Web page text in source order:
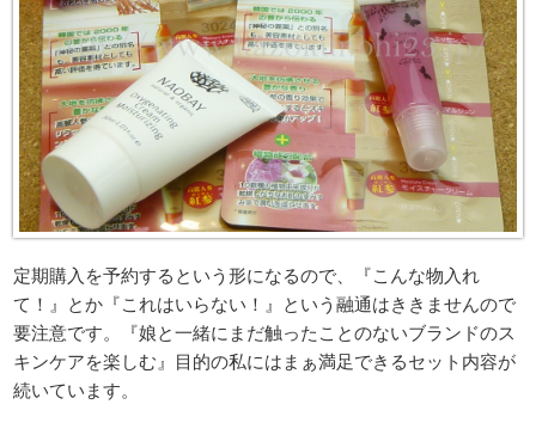
定期購入を予約するという形になるので、『こんな物入れ
て！』とか『これはいらない！』という融通はききませんので
要注意です。『娘と一緒にまだ触ったことのないブランドのス
キンケアを楽しむ』目的の私にはまぁ満足できるセット内容が
続いています。